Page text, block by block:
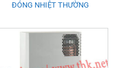
ĐÓNG NHIỆT THƯỜNG